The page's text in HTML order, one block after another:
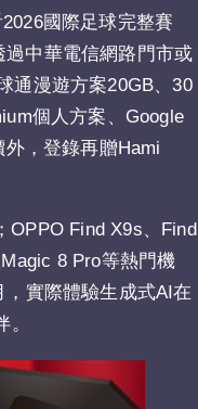
國際足球完整賽
中華電信網路門市或
通漫遊方案20GB、30
個人方案、Google
，登錄再贈Hami
OPPO Find X9s、Find
8 Pro等熱門機
實際體驗生成式AI在